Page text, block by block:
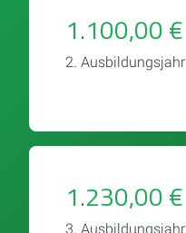
1.100,00 €
2. Ausbildungsjahr
1.230,00 €
3. Ausbildungsjahr